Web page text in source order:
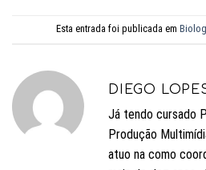
Esta entrada foi publicada em
DIEGO
Já tendo cursado
Produção
atuo na como